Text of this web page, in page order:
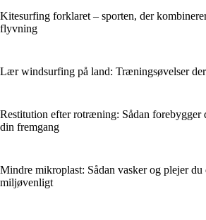
Kitesurfing forklaret – sporten, der
flyvning
Lær windsurfing på land: Træningsøvelser
Restitution efter rotræning: Sådan forebygger
din fremgang
Mindre mikroplast: Sådan vasker og plejer du
miljøvenligt